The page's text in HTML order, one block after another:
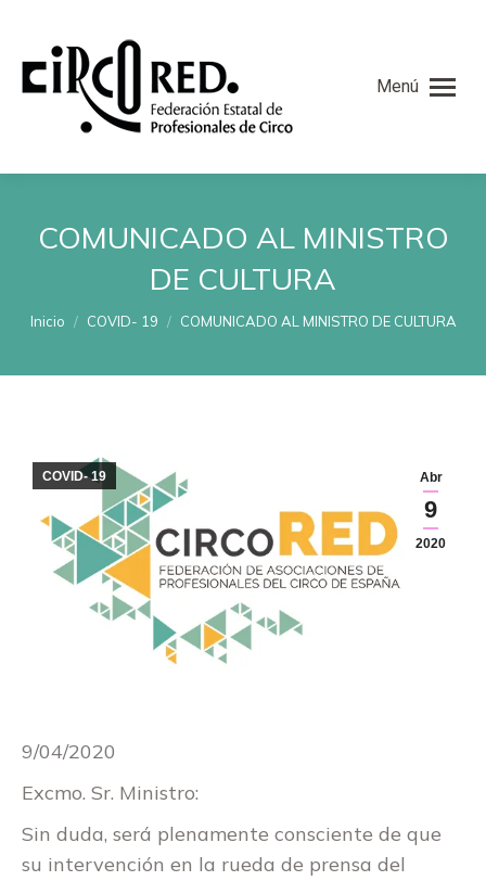
Menú
COMUNICADO AL MINISTRO
DE CULTURA
Estás aquí:
Inicio COVID- 19 COMUNICADO AL MINISTRO DE CULTURA
Abr
9
2020
COVID- 19
9/04/2020
Excmo. Sr. Ministro:
Sin duda, será plenamente consciente de que
su intervención en la rueda de prensa del